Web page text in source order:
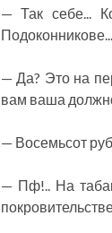
— Так себе...
Подоконникове...
— Да? Это на
вам ваша
— Восемьсот
— Пф!.. На